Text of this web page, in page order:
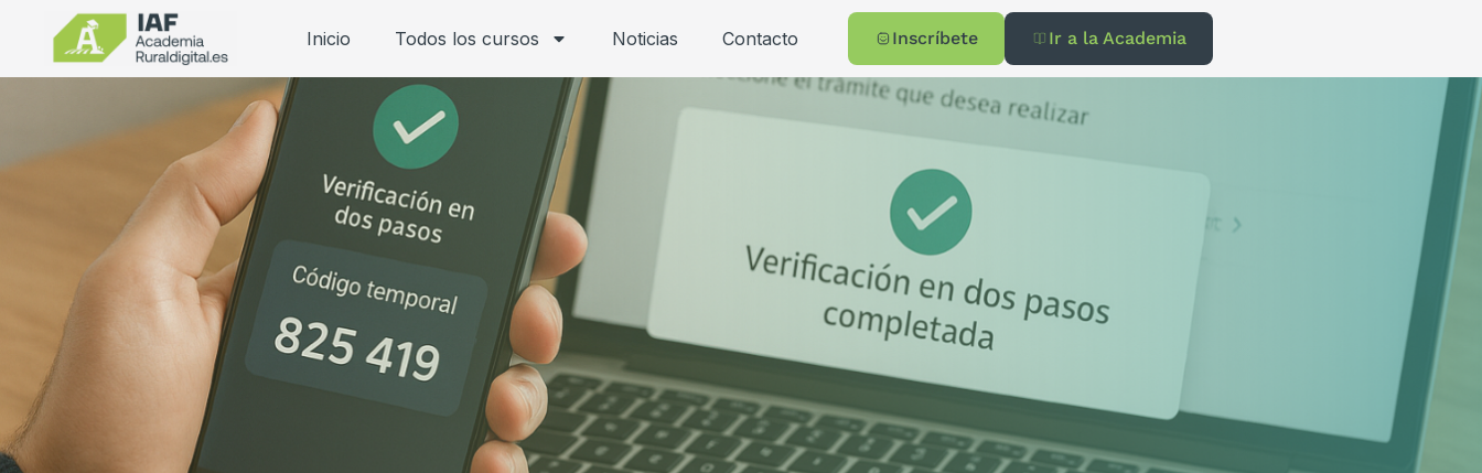
Inicio Todos los cursos Noticias Contacto Inscríbete Ir a la Academia